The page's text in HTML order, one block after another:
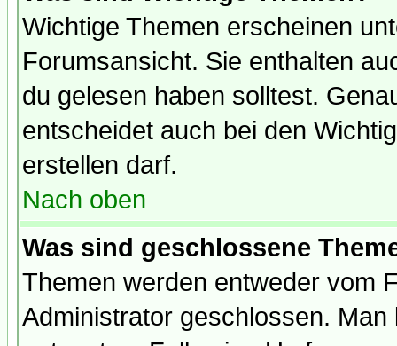
Wichtige Themen erscheinen
Forumsansicht. Sie enthalten
du gelesen haben solltest.
entscheidet auch bei den
erstellen darf.
Nach oben
Was sind geschlossene
Themen werden entweder vom
Administrator geschlossen.